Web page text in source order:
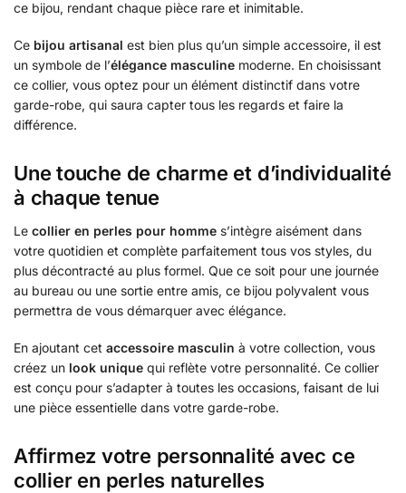
ce bijou, rendant chaque pièce rare et inimitable.
Ce bijou artisanal est bien plus qu’un simple accessoire, il est
un symbole de l’élégance masculine moderne. En choisissant
ce collier, vous optez pour un élément distinctif dans votre
garde-robe, qui saura capter tous les regards et faire la
différence.
Une touche de charme et d’individualité
à chaque tenue
Le collier en perles pour homme s’intègre aisément dans
votre quotidien et complète parfaitement tous vos styles, du
plus décontracté au plus formel. Que ce soit pour une journée
au bureau ou une sortie entre amis, ce bijou polyvalent vous
permettra de vous démarquer avec élégance.
En ajoutant cet accessoire masculin à votre collection, vous
créez un look unique qui reflète votre personnalité. Ce collier
est conçu pour s’adapter à toutes les occasions, faisant de lui
une pièce essentielle dans votre garde-robe.
Affirmez votre personnalité avec ce
collier en perles naturelles